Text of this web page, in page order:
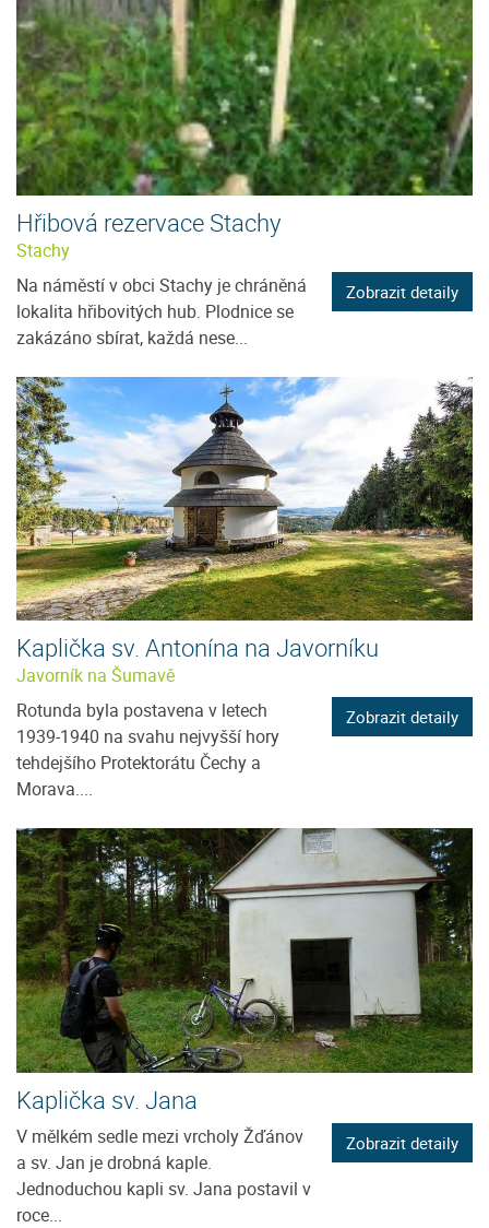
Hřibová rezervace Stachy
Stachy
Na náměstí v obci Stachy je chráněná
lokalita hřibovitých hub. Plodnice se
zakázáno sbírat, každá nese...
Zobrazit detaily
Kaplička sv. Antonína na Javorníku
Javorník na Šumavě
Rotunda byla postavena v letech
1939-1940 na svahu nejvyšší hory
tehdejšího Protektorátu Čechy a
Morava....
Zobrazit detaily
Kaplička sv. Jana
V mělkém sedle mezi vrcholy Žďánov
a sv. Jan je drobná kaple.
Jednoduchou kapli sv. Jana postavil v
roce...
Zobrazit detaily